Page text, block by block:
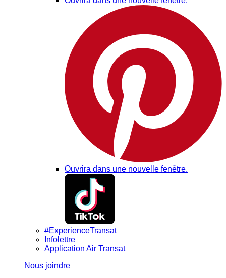
Ouvrira dans une nouvelle fenêtre.
#ExperienceTransat
Infolettre
Application Air Transat
Nous joindre